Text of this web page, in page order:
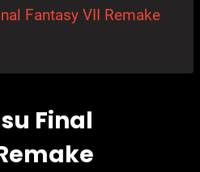
Fantasy VII Remake
Final